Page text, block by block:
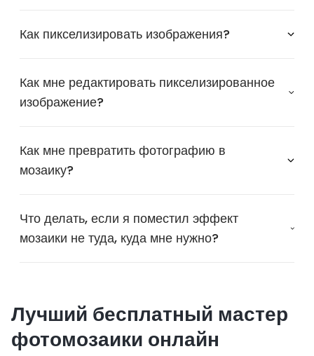
Как пикселизировать изображения?
Как мне редактировать пикселизированное
изображение?
Как мне превратить фотографию в
мозаику?
Что делать, если я поместил эффект
мозаики не туда, куда мне нужно?
Лучший бесплатный мастер
фотомозаики онлайн